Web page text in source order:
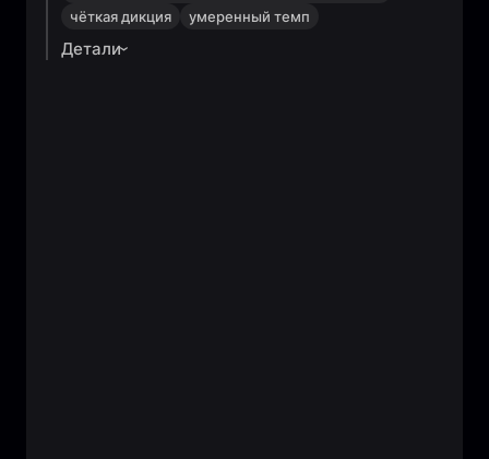
чёткая дикция
умеренный темп
Детали